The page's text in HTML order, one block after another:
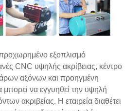
εξοπλισμό
CNC υψηλής ακρίβειας, κέντρο
αξόνων και προηγμένη
μπορεί να εγγυηθεί την υψηλή
ακριβείας. Η εταιρεία διαθέτει